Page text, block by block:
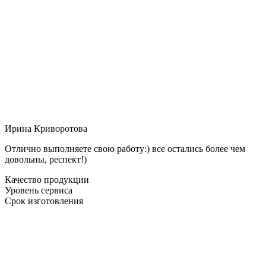
Ирина Криворотова
Отлично выполняете свою работу:) все остались более чем
довольны, респект!)
Качество продукции
Уровень сервиса
Срок изготовления